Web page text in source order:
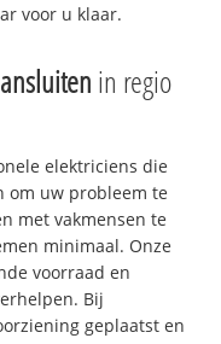
voor u klaar.
in regio
elektriciens die
om uw probleem te
met vakmensen te
minimaal. Onze
voorraad en
Bij
geplaatst en